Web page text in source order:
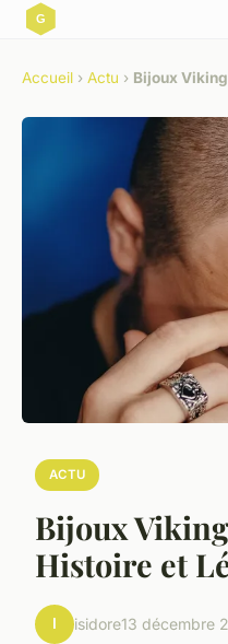
Accueil › Actu › Bijoux
ACTU
Bijoux
Histoire et
I isidore13 décembre